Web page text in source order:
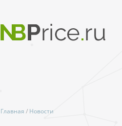
Главная / Новости